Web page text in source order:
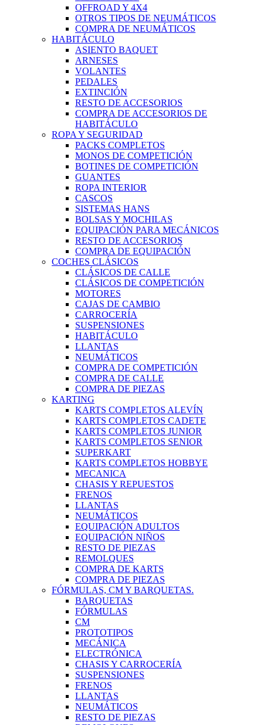
OFFROAD Y 4X4
OTROS TIPOS DE NEUMÁTICOS
COMPRA DE NEUMÁTICOS
HABITÁCULO
ASIENTO BAQUET
ARNESES
VOLANTES
PEDALES
EXTINCIÓN
RESTO DE ACCESORIOS
COMPRA DE ACCESORIOS DE
HABITÁCULO
ROPA Y SEGURIDAD
PACKS COMPLETOS
MONOS DE COMPETICIÓN
BOTINES DE COMPETICIÓN
GUANTES
ROPA INTERIOR
CASCOS
SISTEMAS HANS
BOLSAS Y MOCHILAS
EQUIPACIÓN PARA MECÁNICOS
RESTO DE ACCESORIOS
COMPRA DE EQUIPACIÓN
COCHES CLÁSICOS
CLÁSICOS DE CALLE
CLÁSICOS DE COMPETICIÓN
MOTORES
CAJAS DE CAMBIO
CARROCERÍA
SUSPENSIONES
HABITÁCULO
LLANTAS
NEUMÁTICOS
COMPRA DE COMPETICIÓN
COMPRA DE CALLE
COMPRA DE PIEZAS
KARTING
KARTS COMPLETOS ALEVÍN
KARTS COMPLETOS CADETE
KARTS COMPLETOS JUNIOR
KARTS COMPLETOS SENIOR
SUPERKART
KARTS COMPLETOS HOBBYE
MECANICA
CHASIS Y REPUESTOS
FRENOS
LLANTAS
NEUMÁTICOS
EQUIPACIÓN ADULTOS
EQUIPACIÓN NIÑOS
RESTO DE PIEZAS
REMOLQUES
COMPRA DE KARTS
COMPRA DE PIEZAS
FÓRMULAS, CM Y BARQUETAS.
BARQUETAS
FÓRMULAS
CM
PROTOTIPOS
MECÁNICA
ELECTRÓNICA
CHASIS Y CARROCERÍA
SUSPENSIONES
FRENOS
LLANTAS
NEUMÁTICOS
RESTO DE PIEZAS